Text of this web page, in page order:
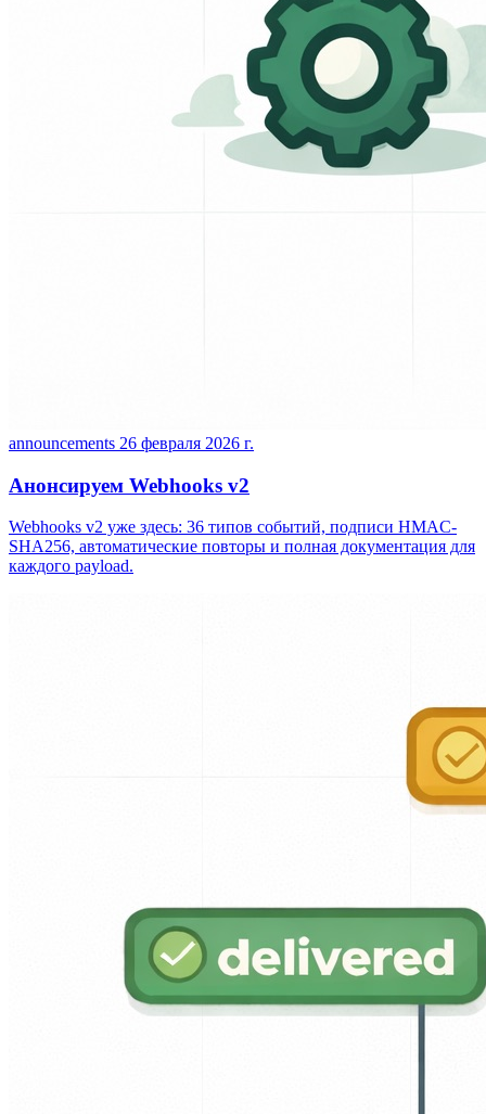
announcements 26 февраля 2026 г.
Анонсируем Webhooks v2
Webhooks v2 уже здесь: 36 типов событий, подписи HMAC-
SHA256, автоматические повторы и полная документация для
каждого payload.